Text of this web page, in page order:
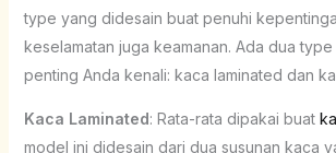
type yang didesain buat penuhi
keselamatan juga keamanan. Ada dua
penting Anda kenali: kaca laminated dan
Kaca Laminated: Rata-rata dipakai buat
model ini didesain dari dua susunan kaca